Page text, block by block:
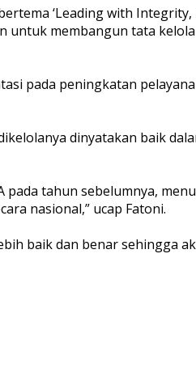
‘Leading with
membangun tata
pada peningkatan
dinyatakan baik
tahun sebelumnya,
nasional,” ucap Fatoni.
baik dan benar sehingga